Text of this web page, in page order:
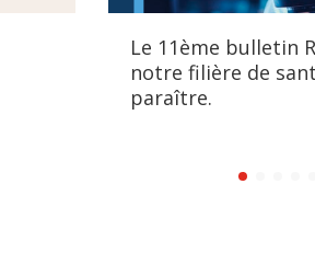
Le 11ème bulletin
notre filière de
paraître.